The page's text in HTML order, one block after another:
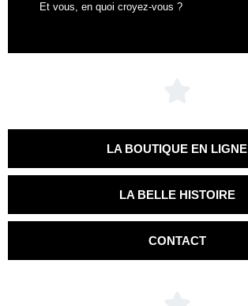
Et vous, en quoi croyez-vous ?
LA BOUTIQUE EN LIGNE
LA BELLE HISTOIRE
CONTACT